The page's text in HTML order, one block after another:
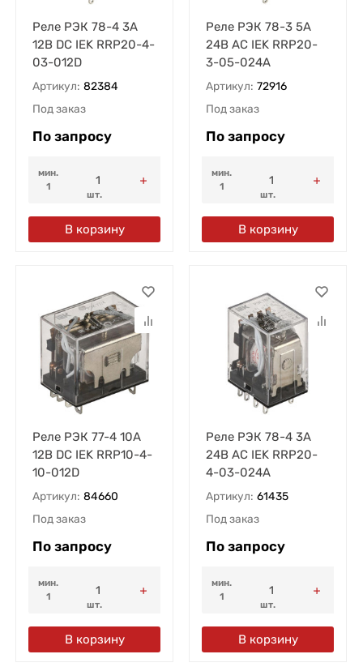
Реле РЭК 78-4 3А
12В DC IEK RRP20-4-
03-012D
Артикул: 82384
Под заказ
По запросу
мин.
1
шт.
В корзину
Реле РЭК 78-3 5А
24В AC IEK RRP20-
3-05-024A
Артикул: 72916
Под заказ
По запросу
мин.
1
шт.
В корзину
Реле РЭК 77-4 10А
12В DC IEK RRP10-4-
10-012D
Артикул: 84660
Под заказ
По запросу
мин.
1
шт.
В корзину
Реле РЭК 78-4 3А
24В AC IEK RRP20-
4-03-024A
Артикул: 61435
Под заказ
По запросу
мин.
1
шт.
В корзину